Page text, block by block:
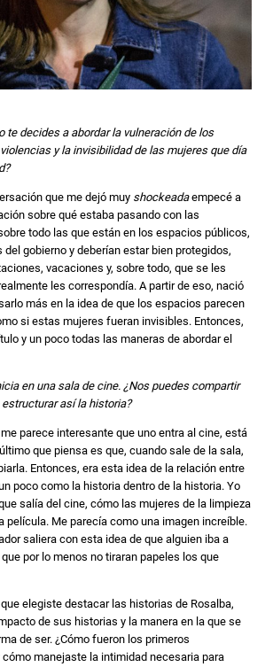
te decides a abordar la vulneración de los
y la invisibilidad de las mujeres que día
que me dejó muy shockeadaempecé a
sobre qué estaba pasando con las
todo las que están en los espacios públicos,
gobierno y deberían estar bien protegidos,
vacaciones y, sobre todo, que se les
les correspondía. A partir de eso, nació
más en la idea de que los espacios parecen
si estas mujeres fueran invisibles. Entonces,
y un poco todas las maneras de abordar el
en una sala de cine. ¿Nos puedes compartir
así la historia?
parece interesante que uno entra al cine, está
que piensa es que, cuando sale de la sala,
Entonces, era esta idea de la relación entre
poco como la historia dentro de la historia. Yo
salía del cine, cómo las mujeres de la limpieza
película. Me parecía como una imagen increíble.
saliera con esta idea de que alguien iba a
que por lo menos no tiraran papeles los que
elegiste destacar las historias de Rosalba,
de sus historias y la manera en la que se
de ser. ¿Cómo fueron los primeros
manejaste la intimidad necesaria para